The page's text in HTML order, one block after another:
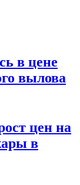
в цене
вылова
цен на
в